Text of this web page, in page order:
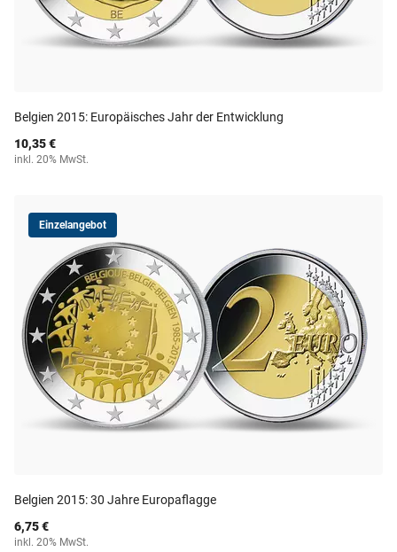
Belgien 2015: Europäisches Jahr der Entwicklung
10,35 €
inkl. 20% MwSt.
Einzelangebot
Belgien 2015: 30 Jahre Europaflagge
6,75 €
inkl. 20% MwSt.